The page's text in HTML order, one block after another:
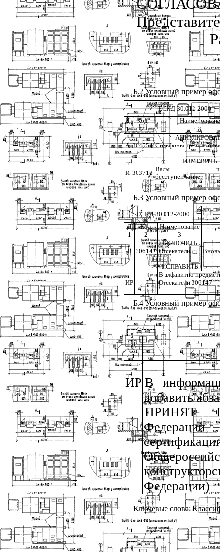
Б.2 Условный пример
ЕСКД 30.012-2000
Д
Код
Наименование
1
2
3
А 304554 Сильфоны
…
ИЗМЕНИТЬ
И 303718
Валы
бесступенчатые
…
Б.3 Условный пример
ЕСКД 30.012-2000
Д
Код
Наименование
1
2
3
ВКЛЮЧИТЬ
В 306147 Отсекатели
…
ИСПРАВИТЬ
ИР
В алфавитно-
Отсекатели 306147
Б.4 Условный пример
Д
1
ИР В
добавить
ПРИНЯТ
Федерации)
Ключевые слова: